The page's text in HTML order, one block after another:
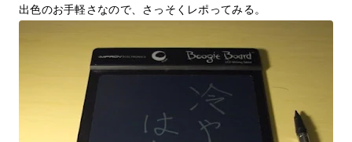
出色のお手軽さなので、さっそくレポってみる。